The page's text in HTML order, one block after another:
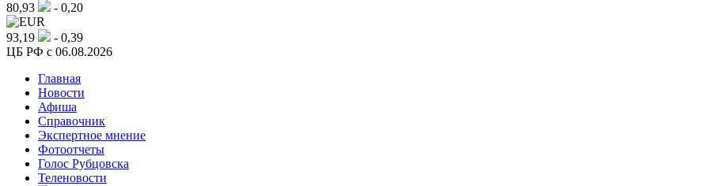
80,93 - 0,20
93,19
- 0,39
ЦБ РФ c 06.08.2026
Главная
Новости
Афиша
Справочник
Экспертное мнение
Фотоотчеты
Голос Рубцовска
Теленовости